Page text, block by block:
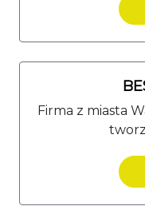
Firma z miasta